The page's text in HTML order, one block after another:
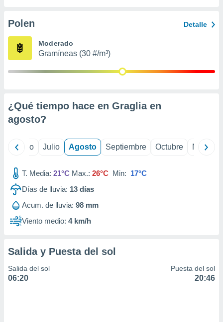
e
mediante
publicidad
publicidad
de
Polen Detalle
Moderado
Gramíneas (30 #/m³)
¿Qué tiempo hace en Graglia en
agosto?
Junio Julio Agosto Septiembre Octubre
T. Media: 21°C Max.: 26°C Min: 17°C
Días de lluvia: 13 días
Acum. de lluvia: 98 mm
Viento medio: 4 km/h
Salida y Puesta del sol
Salida del sol
06:20
Puesta del sol
20:46